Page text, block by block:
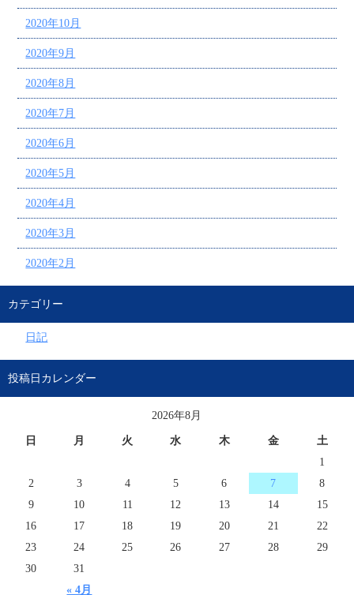
2020年10月
2020年9月
2020年8月
2020年7月
2020年6月
2020年5月
2020年4月
2020年3月
2020年2月
カテゴリー
日記
投稿日カレンダー
2026年8月
日 月 火 水 木 金 土
« 4月
1
2
3 4 5 6 7
8
9
10 11 12 13 14
15
16
17 18 19 20 21
22
23
24 25 26 27 28
29
30
31